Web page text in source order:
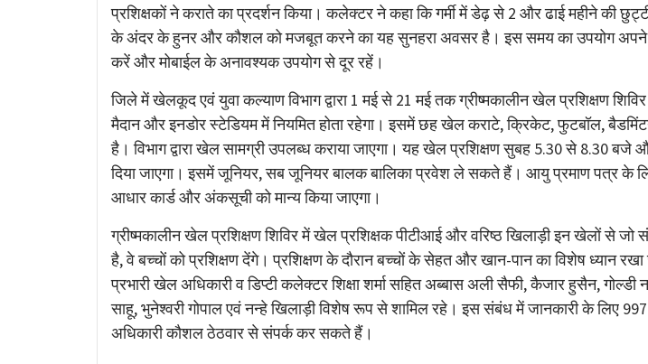
प्रशिक्षकों ने कराते का प्रदर्शन किया। कलेक्टर ने कहा कि गर्मी में डेढ़ से 2 और ढाई महीने की
के अंदर के हुनर और कौशल को मजबूत करने का यह सुनहरा अवसर है। इस समय का उपयोग
करें और मोबाईल के अनावश्यक उपयोग से दूर रहें।
जिले में खेलकूद एवं युवा कल्याण विभाग द्वारा 1 मई से 21 मई तक ग्रीष्मकालीन खेल प्रशिक्षण
मैदान और इनडोर स्टेडियम में नियमित होता रहेगा। इसमें छह खेल कराटे, क्रिकेट, फुटबॉल,
है। विभाग द्वारा खेल सामग्री उपलब्ध कराया जाएगा। यह खेल प्रशिक्षण सुबह 5.30 से 8.30
दिया जाएगा। इसमें जूनियर, सब जूनियर बालक बालिका प्रवेश ले सकते हैं। आयु प्रमाण पत्र के
आधार कार्ड और अंकसूची को मान्य किया जाएगा।
ग्रीष्मकालीन खेल प्रशिक्षण शिविर में खेल प्रशिक्षक पीटीआई और वरिष्ठ खिलाड़ी इन खेलों से
है, वे बच्चों को प्रशिक्षण देंगे। प्रशिक्षण के दौरान बच्चों के सेहत और खान-पान का विशेष ध्यान
प्रभारी खेल अधिकारी व डिप्टी कलेक्टर शिक्षा शर्मा सहित अब्बास अली सैफी, कैजार हुसैन,
साहू, भुनेश्वरी गोपाल एवं नन्हे खिलाड़ी विशेष रूप से शामिल रहे। इस संबंध में जानकारी के लिए
अधिकारी कौशल ठेठवार से संपर्क कर सकते हैं।